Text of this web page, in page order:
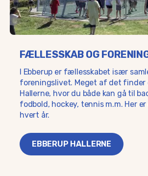
FÆLLESSKAB OG
I Ebberup er fællesskabet især
foreningslivet. Meget af det finder
Hallerne, hvor du både kan gå til
fodbold, hockey, tennis m.m. Her
hvert år.
EBBERUP HALLERNE